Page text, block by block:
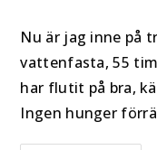
Nu är jag inne på
vattenfasta, 55
har flutit på bra,
Ingen hunger